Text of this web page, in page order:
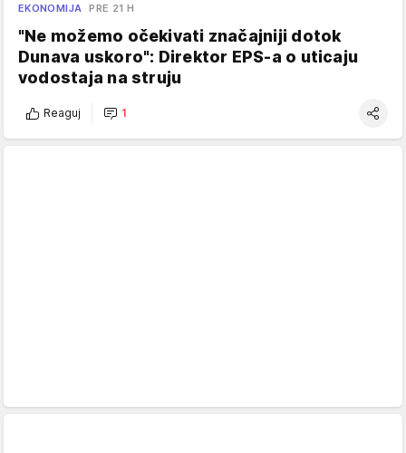
EKONOMIJA PRE 21 H
"Ne možemo očekivati značajniji dotok
Dunava uskoro": Direktor EPS-a o uticaju
vodostaja na struju
Reaguj 1